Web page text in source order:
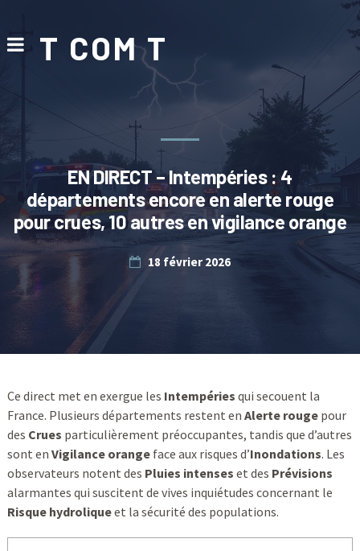
T COM T
EN DIRECT – Intempéries : 4
départements encore en alerte rouge
pour crues, 10 autres en vigilance orange
18 février 2026
Ce direct met en exergue les Intempéries qui secouent la
France. Plusieurs départements restent en Alerte rougepour
des Crues particulièrement préoccupantes, tandis que d’autres
sont en Vigilance orangeface aux risques d’Inondations. Les
observateurs notent des Pluies intenses et des Prévisions
alarmantes qui suscitent de vives inquiétudes concernant le
Risque hydroliqueet la sécurité des populations.